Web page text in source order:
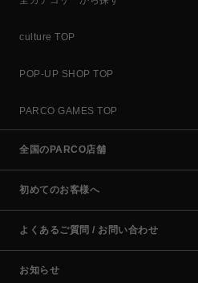
culture TOP
POP-UP SHOP TOP
PARCO GAMES TOP
全国のPARCO店舗
初めてのお客様へ
よくあるご質問 / お問い合わせ
お知らせ